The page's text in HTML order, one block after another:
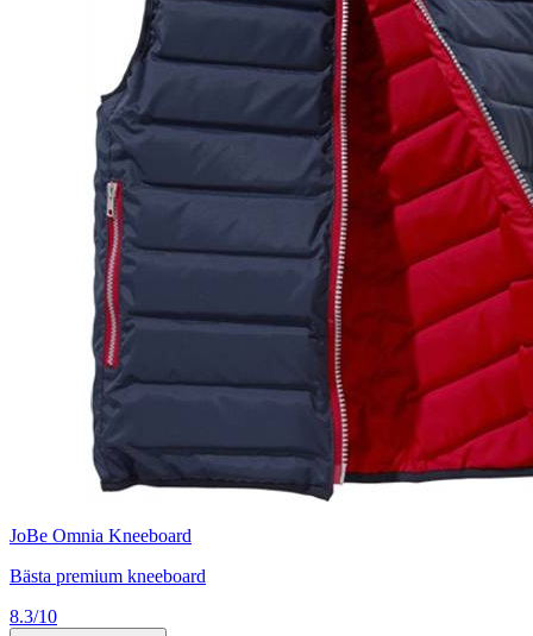
JoBe Omnia Kneeboard
Bästa premium kneeboard
8.3/10